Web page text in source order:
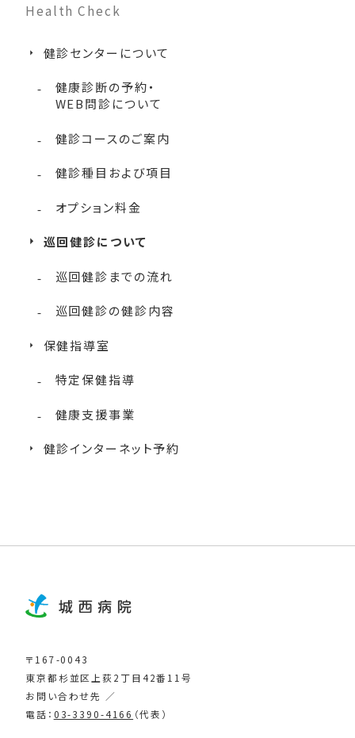
Health Check
健診センターについて
健康診断の予約・
WEB問診について
健診コースのご案内
健診種目および項目
オプション料金
巡回健診について
巡回健診までの流れ
巡回健診の健診内容
保健指導室
特定保健指導
健康支援事業
健診インターネット予約
〒167-0043
東京都杉並区上荻2丁目42番11号
お問い合わせ先 ／
電話： 03-3390-4166 （代表）